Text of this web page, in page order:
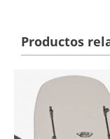
Productos